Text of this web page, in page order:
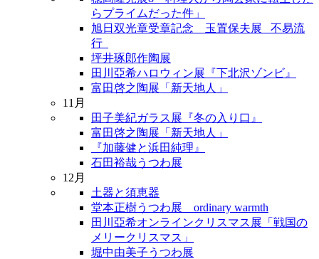
らプライムだった件」
旭日双光章受章記念 玉置保夫展 _不易流
行_
坪井琢郎作陶展
田川亞希ハロウィン展『下北沢ゾンビ』
富田啓之陶展「新天地人」
11月
田子美紀ガラス展『冬の入り口』
富田啓之陶展「新天地人」
『加藤健と浜田純理』
石田裕哉うつわ展
12月
土器と須恵器
堂本正樹うつわ展 ordinary warmth
田川亞希オンラインクリスマス展「戦国の
メリークリスマス」
堀中由美子うつわ展